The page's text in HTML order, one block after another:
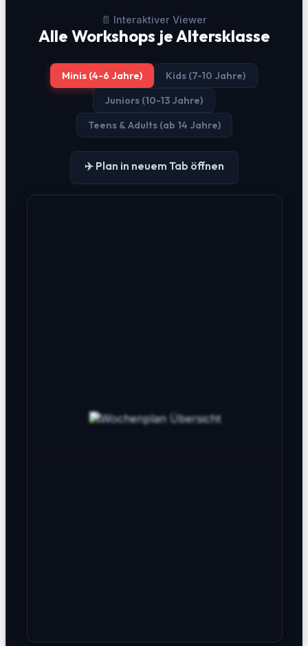
📄 Interaktiver Viewer
Alle Workshops je Altersklasse
Minis (4-6 Jahre)
Kids (7-10 Jahre)
Juniors (10-13 Jahre)
Teens & Adults (ab 14 Jahre)
✈️ Plan in neuem Tab öffnen